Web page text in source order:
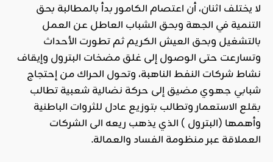
لا يختلف اثنان، أن اعتصام الكامور بدأ بالمطالبة بحق
التنمية في الجهة وبحق الشباب العاطل عن العمل
بالتشغيل وبحق العيش الكريم ثم تطورت الأحداث
وتسارعت حتى الوصول إلى غلق مضخات البترول وإيقاف
نشاط شركات النفط الناهبة، وتحول الحراك من إحتجاج
شبابي جهوي مضيق إلى حركة نضالية شعبية تطالب
بقلع الاستعمار وتطالب بتوزيع عادل للثروات الباطنية
وأهمها (البترول ) الذي يذهب ريعه الى الشركات
العملاقة عبر منظومة الفساد والعمالة.